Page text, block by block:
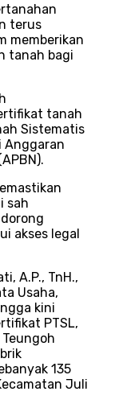
terus
memberikan
tanah bagi
tanah
Sistematis
Anggaran
sah
akses legal
A.P., TnH.,
Usaha,
kini
PTSL,
135
Juli